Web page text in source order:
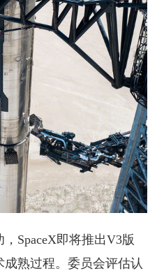
SpaceX即将推出V3版
熟过程。委员会评估认